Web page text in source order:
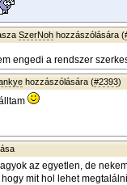
SzerNoh hozzászólására (
engedi a rendszer
hozzászólására (#2393)
az egyetlen, de
mit hol lehet